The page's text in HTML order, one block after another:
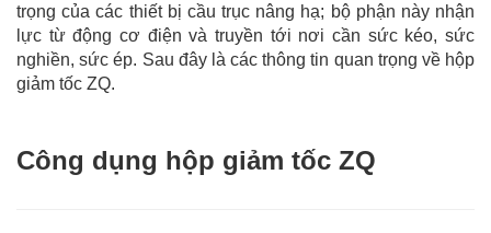
trọng của các thiết bị cầu trục nâng hạ; bộ phận này nhận
lực từ động cơ điện và truyền tới nơi cần sức kéo, sức
nghiền, sức ép. Sau đây là các thông tin quan trọng về hộp
giảm tốc ZQ.
Công dụng hộp giảm tốc ZQ